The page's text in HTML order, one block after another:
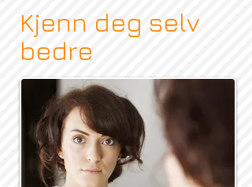
Kjenn deg selv
bedre